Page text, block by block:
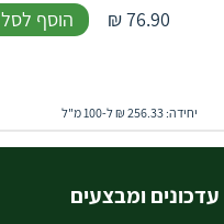
76.90
₪ הוסף לסל
יחידה: 256.33 ₪ ל-100 מ"ל
עדכונים ומבצעים